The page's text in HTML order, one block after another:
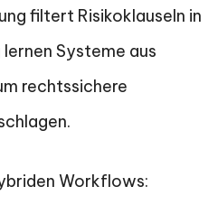
filtert Risikoklauseln in
Systeme aus
rechtssichere
Workflows: